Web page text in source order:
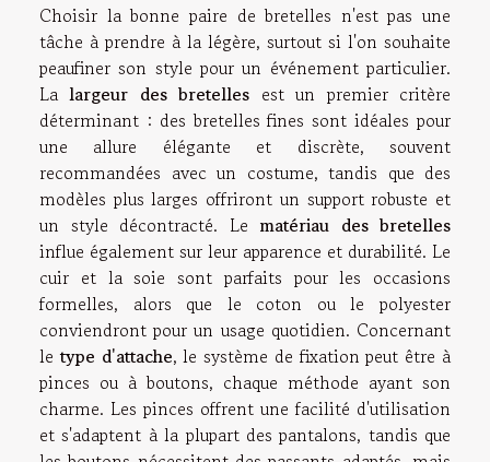
Choisir la bonne paire de bretelles n'est pas une
tâche à prendre à la légère, surtout si l'on souhaite
peaufiner son style pour un événement particulier.
Lalargeur des bretelles est un premier critère
déterminant : des bretelles fines sont idéales pour
une allure élégante et discrète, souvent
recommandées avec un costume, tandis que des
modèles plus larges offriront un support robuste et
un style décontracté. Le matériau des bretelles
influe également sur leur apparence et durabilité. Le
cuir et la soie sont parfaits pour les occasions
formelles, alors que le coton ou le polyester
conviendront pour un usage quotidien. Concernant
letype d'attache, le système de fixation peut être à
pinces ou à boutons, chaque méthode ayant son
charme. Les pinces offrent une facilité d'utilisation
et s'adaptent à la plupart des pantalons, tandis que